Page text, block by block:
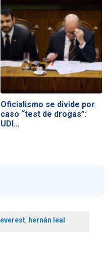
Oficialismo se divide por
caso “test de drogas”:
UDI…
everest, hernán leal